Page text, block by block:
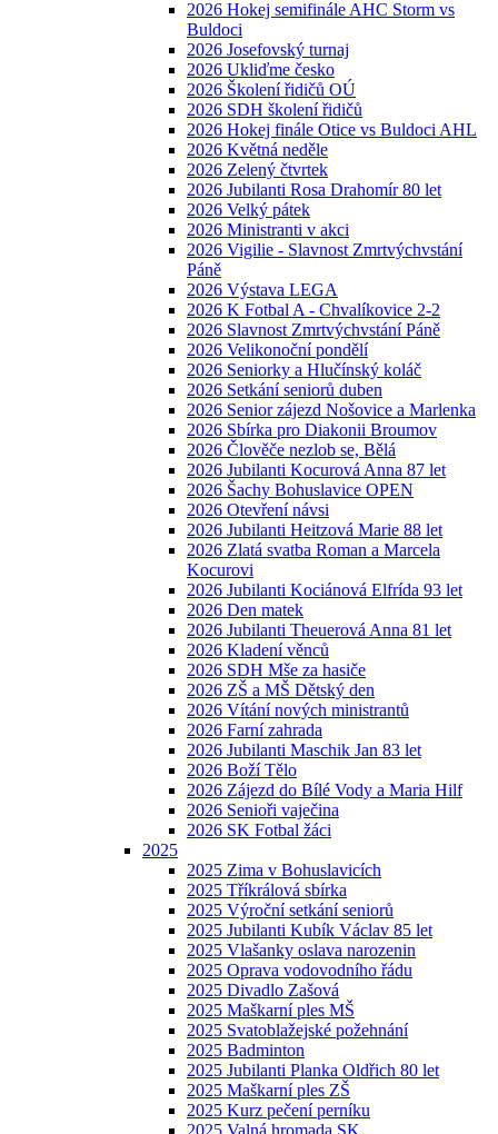
2026 Hokej semifinále AHC Storm vs
Buldoci
2026 Josefovský turnaj
2026 Ukliďme česko
2026 Školení řidičů OÚ
2026 SDH školení řidičů
2026 Hokej finále Otice vs Buldoci AHL
2026 Květná neděle
2026 Zelený čtvrtek
2026 Jubilanti Rosa Drahomír 80 let
2026 Velký pátek
2026 Ministranti v akci
2026 Vigilie - Slavnost Zmrtvýchvstání
Páně
2026 Výstava LEGA
2026 K Fotbal A - Chvalíkovice 2-2
2026 Slavnost Zmrtvýchvstání Páně
2026 Velikonoční pondělí
2026 Seniorky a Hlučínský koláč
2026 Setkání seniorů duben
2026 Senior zájezd Nošovice a Marlenka
2026 Sbírka pro Diakonii Broumov
2026 Člověče nezlob se, Bělá
2026 Jubilanti Kocurová Anna 87 let
2026 Šachy Bohuslavice OPEN
2026 Otevření návsi
2026 Jubilanti Heitzová Marie 88 let
2026 Zlatá svatba Roman a Marcela
Kocurovi
2026 Jubilanti Kociánová Elfrída 93 let
2026 Den matek
2026 Jubilanti Theuerová Anna 81 let
2026 Kladení věnců
2026 SDH Mše za hasiče
2026 ZŠ a MŠ Dětský den
2026 Vítání nových ministrantů
2026 Farní zahrada
2026 Jubilanti Maschik Jan 83 let
2026 Boží Tělo
2026 Zájezd do Bílé Vody a Maria Hilf
2026 Senioři vaječina
2026 SK Fotbal žáci
2025
2025 Zima v Bohuslavicích
2025 Tříkrálová sbírka
2025 Výroční setkání seniorů
2025 Jubilanti Kubík Václav 85 let
2025 Vlašanky oslava narozenin
2025 Oprava vodovodního řádu
2025 Divadlo Zašová
2025 Maškarní ples MŠ
2025 Svatoblažejské požehnání
2025 Badminton
2025 Jubilanti Planka Oldřich 80 let
2025 Maškarní ples ZŠ
2025 Kurz pečení perníku
2025 Valná hromada SK